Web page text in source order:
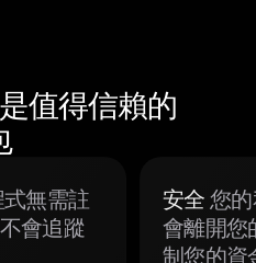
值得信賴的
無需註
會追蹤
安全 您
會離開您
制您的資